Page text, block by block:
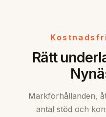
Rätt
Markförhållanden,
antal stöd och